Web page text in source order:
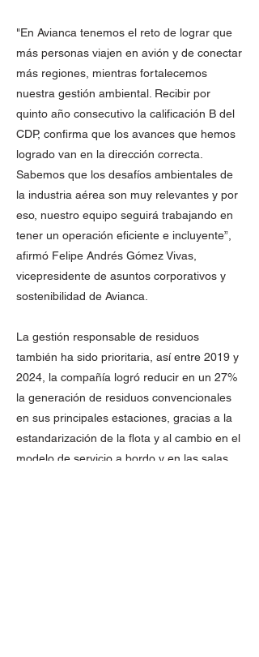
"En Avianca tenemos el reto de lograr que
más personas viajen en avión y de conectar
más regiones, mientras fortalecemos
nuestra gestión ambiental. Recibir por
quinto año consecutivo la calificación B del
CDP, confirma que los avances que hemos
logrado van en la dirección correcta.
Sabemos que los desafíos ambientales de
la industria aérea son muy relevantes y por
eso, nuestro equipo seguirá trabajando en
tener un operación eficiente e incluyente”,
afirmó Felipe Andrés Gómez Vivas,
vicepresidente de asuntos corporativos y
sostenibilidad de Avianca.
La gestión responsable de residuos
también ha sido prioritaria, así entre 2019 y
2024, la compañía logró reducir en un 27%
la generación de residuos convencionales
en sus principales estaciones, gracias a la
estandarización de la flota y al cambio en el
modelo de servicio a bordo y en las salas